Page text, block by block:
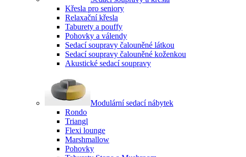
Křesla pro seniory
Relaxační křesla
Taburety a pouffy
Pohovky a válendy
Sedací soupravy čalouněné látkou
Sedací soupravy čalouněné koženkou
Akustické sedací soupravy
Modulární sedací nábytek
Rondo
Triangl
Flexi lounge
Marshmallow
Pohovky